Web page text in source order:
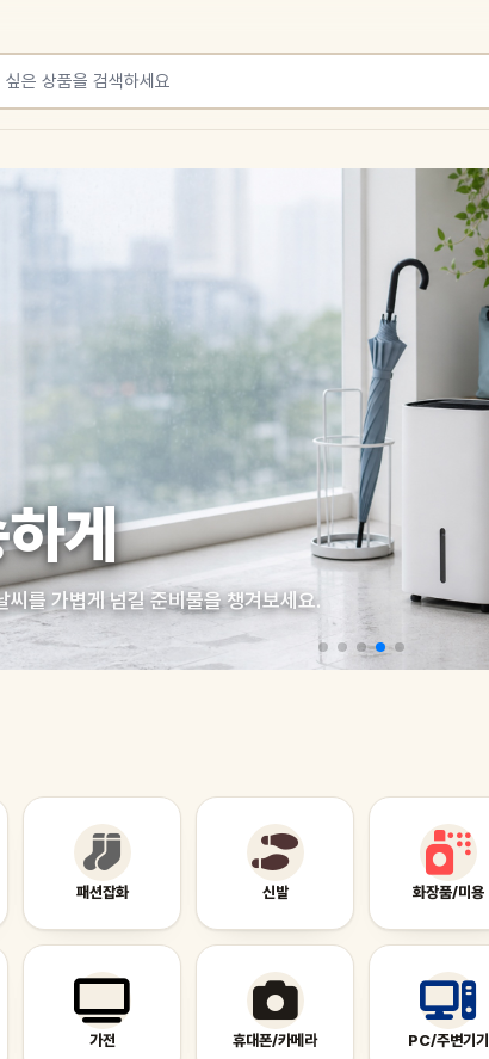
게
를 가볍게 넘길 준비물을 챙겨보세요.
패션잡화 신발 화장품/미용
가전 휴대폰/카메라 PC/주변기기